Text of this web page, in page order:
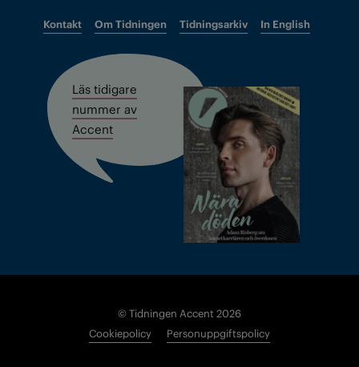
Kontakt Om Tidningen Tidningsarkiv In English
Läs tidigare
nummer av
Accent
© Tidningen Accent 2026
Cookiepolicy
Personuppgiftspolicy